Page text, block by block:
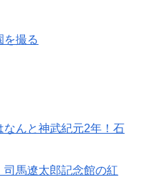
撮る
なんと神武紀元2年！石
司馬遼太郎記念館の紅